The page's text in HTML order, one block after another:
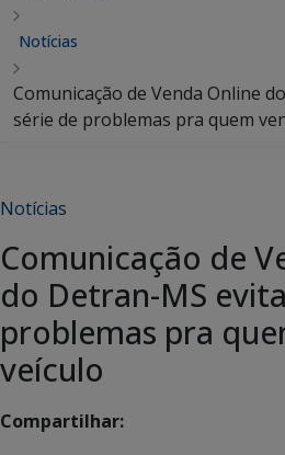
Notícias
Comunicação de Venda Online
série de problemas pra quem
Notícias
Comunicação de
do Detran-MS
problemas pra
veículo
Compartilhar: